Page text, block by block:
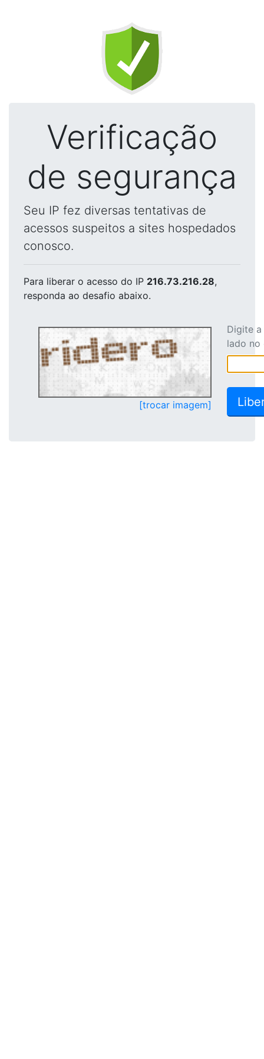
Verificação
de segurança
Seu IP fez diversas tentativas de
acessos suspeitos a sites hospedados
conosco.
Para liberar o acesso do IP 216.73.216.28,
responda ao desafio abaixo.
[trocar imagem]
Digite
lado no